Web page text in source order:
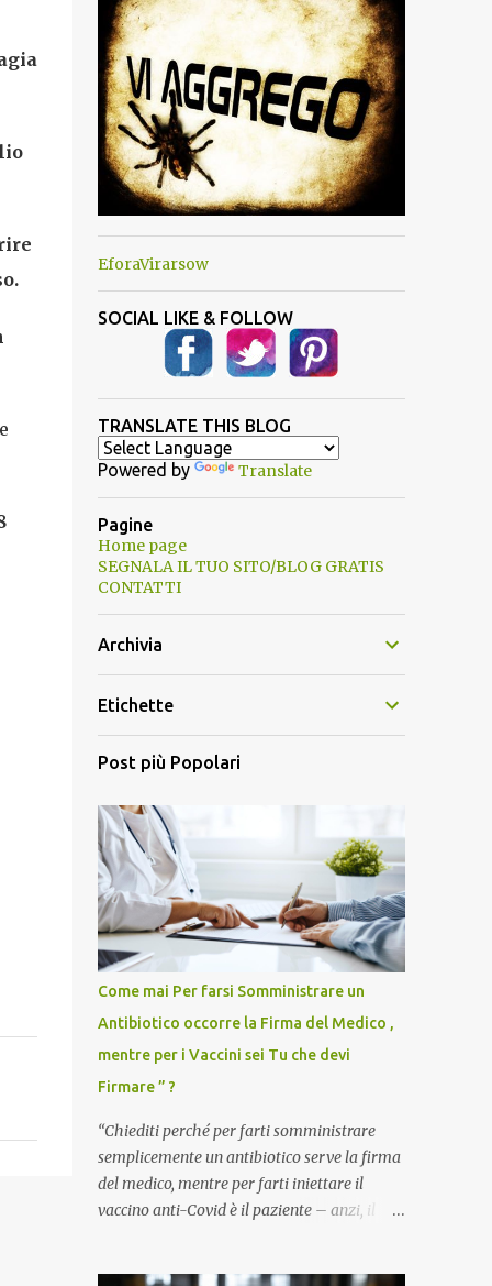
EforaVirarsow
SOCIAL LIKE & FOLLOW
TRANSLATE THIS BLOG
Powered by Translate
Pagine
Home page
SEGNALA IL TUO SITO/BLOG GRATIS
CONTATTI
Archivia
Etichette
Post più Popolari
Come mai Per farsi Somministrare un
Antibiotico occorre la Firma del Medico ,
mentre per i Vaccini sei Tu che devi
Firmare ” ?
“Chiediti perché per farti somministrare
semplicemente un antibiotico serve la firma
del medico, mentre per farti iniettare il
vaccino anti-Covid è il paziente – anzi, il